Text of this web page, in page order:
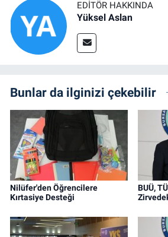
EDITÖR HAKKINDA
Yüksel Aslan
Bunlar da ilginizi çekebilir
Nilüfer'den Öğrencilere
Kırtasiye Desteği
BUÜ,